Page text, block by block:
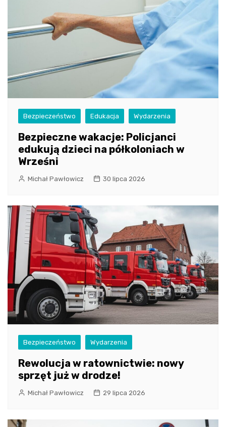
Bezpieczeństwo Edukacja Wydarzenia
Bezpieczne wakacje: Policjanci
edukują dzieci na półkoloniach w
Wrześni
Michał Pawłowicz 30 lipca 2026
Bezpieczeństwo Wydarzenia
Rewolucja w ratownictwie: nowy
sprzęt już w drodze!
Michał Pawłowicz 29 lipca 2026